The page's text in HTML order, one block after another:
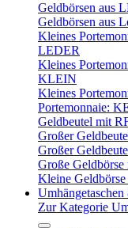
Geldbörsen aus
Geldbörsen aus
Kleines
LEDER
Kleines
KLEIN
Kleines
Portemonnaie:
Geldbeutel mit
Großer
Großer
Große
Kleine
Zur Kategorie